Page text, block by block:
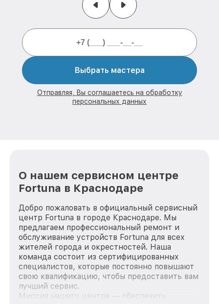
Выбрать мастера
Отправляя, Вы соглашаетесь на обработку
персональных данных
О нашем сервисном центре
Fortuna в Краснодаре
Добро пожаловать в официальный сервисный
центр Fortuna в городе Краснодаре. Мы
предлагаем профессиональный ремонт и
обслуживание устройств Fortuna для всех
жителей города и окрестностей. Наша
команда состоит из сертифицированных
специалистов, которые постоянно повышают
свою квалификацию, чтобы предоставить вам
лучший сервис.
Миссия нашего центра — обеспечить